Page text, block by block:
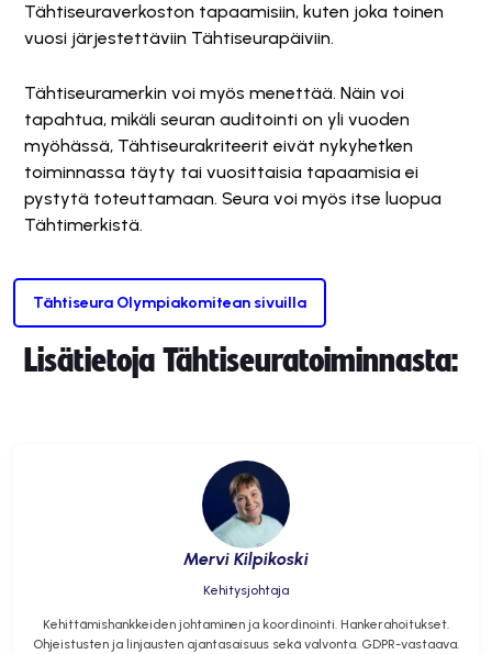
Tähtiseuraverkoston tapaamisiin, kuten joka toinen
vuosi järjestettäviin Tähtiseurapäiviin.
Tähtiseuramerkin voi myös menettää. Näin voi
tapahtua, mikäli seuran auditointi on yli vuoden
myöhässä, Tähtiseurakriteerit eivät nykyhetken
toiminnassa täyty tai vuosittaisia tapaamisia ei
pystytä toteuttamaan. Seura voi myös itse luopua
Tähtimerkistä.
Tähtiseura Olympiakomitean sivuilla
Lisätietoja Tähtiseuratoiminnasta:
Mervi Kilpikoski
Kehitysjohtaja
Kehittämishankkeiden johtaminen ja koordinointi. Hankerahoitukset.
Ohjeistusten ja linjausten ajantasaisuus sekä valvonta. GDPR-vastaava.